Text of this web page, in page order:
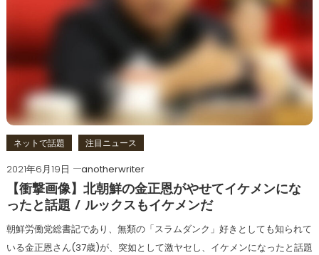
ネットで話題 注目ニュース
2021年6月19日
anotherwriter
【衝撃画像】北朝鮮の金正恩がやせてイケメンにな
ったと話題 / ルックスもイケメンだ
朝鮮労働党総書記であり、無類の「スラムダンク」好きとしても知られて
いる金正恩さん(37歳)が、突如として激ヤセし、イケメンになったと話題